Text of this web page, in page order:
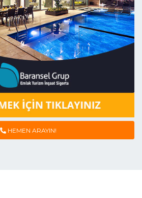
HEMEN ARAYIN!